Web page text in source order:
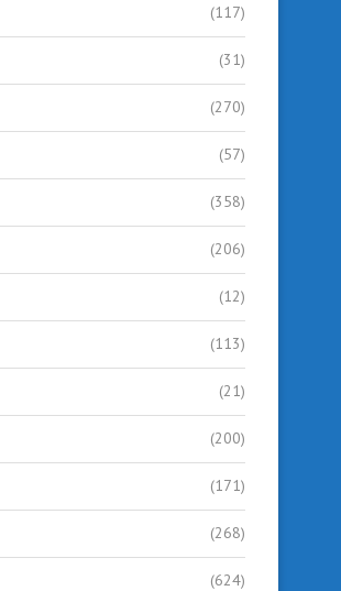
(117)
(31)
(270)
(57)
(358)
(206)
(12)
(113)
(21)
(200)
(171)
(268)
(624)